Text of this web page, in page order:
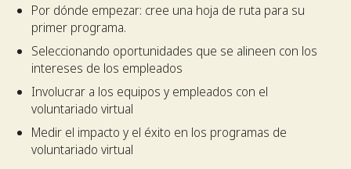
Por dónde empezar: cree una hoja de ruta para su
primer programa.
Seleccionando oportunidades que se alineen con los
intereses de los empleados
Involucrar a los equipos y empleados con el
voluntariado virtual
Medir el impacto y el éxito en los programas de
voluntariado virtual